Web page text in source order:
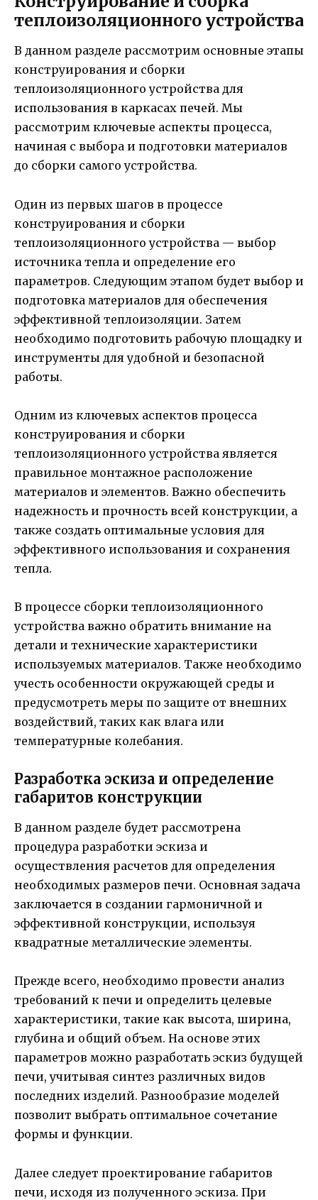
теплоизоляционного устройства
В данном разделе рассмотрим основные этапы
конструирования и сборки
теплоизоляционного устройства для
использования в каркасах печей. Мы
рассмотрим ключевые аспекты процесса,
начиная с выбора и подготовки материалов
до сборки самого устройства.
Один из первых шагов в процессе
конструирования и сборки
теплоизоляционного устройства — выбор
источника тепла и определение его
параметров. Следующим этапом будет выбор и
подготовка материалов для обеспечения
эффективной теплоизоляции. Затем
необходимо подготовить рабочую площадку и
инструменты для удобной и безопасной
работы.
Одним из ключевых аспектов процесса
конструирования и сборки
теплоизоляционного устройства является
правильное монтажное расположение
материалов и элементов. Важно обеспечить
надежность и прочность всей конструкции, а
также создать оптимальные условия для
эффективного использования и сохранения
тепла.
В процессе сборки теплоизоляционного
устройства важно обратить внимание на
детали и технические характеристики
используемых материалов. Также необходимо
учесть особенности окружающей среды и
предусмотреть меры по защите от внешних
воздействий, таких как влага или
температурные колебания.
Разработка эскиза и определение
габаритов конструкции
В данном разделе будет рассмотрена
процедура разработки эскиза и
осуществления расчетов для определения
необходимых размеров печи. Основная задача
заключается в создании гармоничной и
эффективной конструкции, используя
квадратные металлические элементы.
Прежде всего, необходимо провести анализ
требований к печи и определить целевые
характеристики, такие как высота, ширина,
глубина и общий объем. На основе этих
параметров можно разработать эскиз будущей
печи, учитывая синтез различных видов
последних изделий. Разнообразие моделей
позволит выбрать оптимальное сочетание
формы и функции.
Далее следует проектирование габаритов
печи, исходя из полученного эскиза. При